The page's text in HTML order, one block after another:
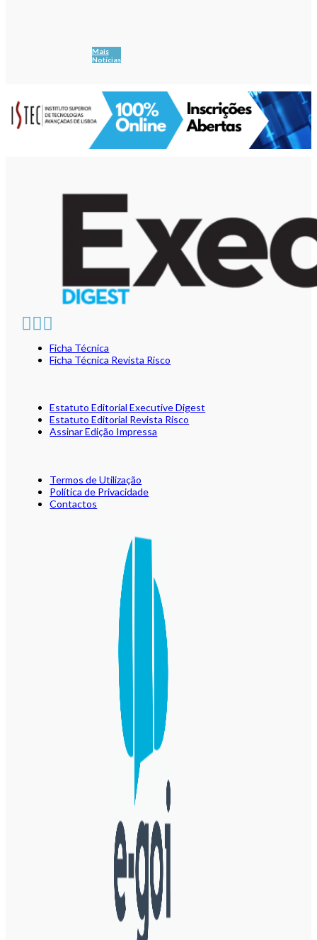
Mais
Notícias
Ficha Técnica
Ficha Técnica Revista Risco
Estatuto Editorial Executive Digest
Estatuto Editorial Revista Risco
Assinar Edição Impressa
Termos de Utilização
Política de Privacidade
Contactos